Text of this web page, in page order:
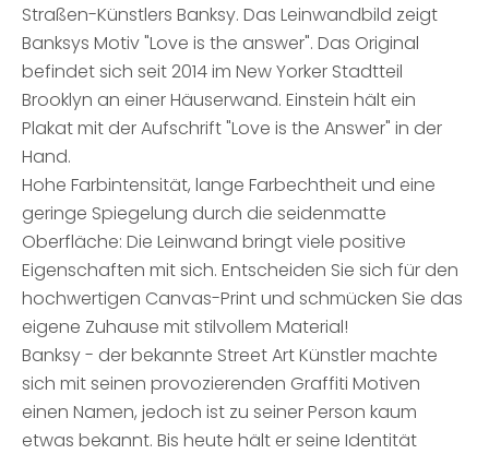
Straßen-Künstlers Banksy. Das Leinwandbild zeigt
Banksys Motiv "Love is the answer". Das Original
befindet sich seit 2014 im New Yorker Stadtteil
Brooklyn an einer Häuserwand. Einstein hält ein
Plakat mit der Aufschrift "Love is the Answer" in der
Hand.
Hohe Farbintensität, lange Farbechtheit und eine
geringe Spiegelung durch die seidenmatte
Oberfläche: Die Leinwand bringt viele positive
Eigenschaften mit sich. Entscheiden Sie sich für den
hochwertigen Canvas-Print und schmücken Sie das
eigene Zuhause mit stilvollem Material!
Banksy - der bekannte Street Art Künstler machte
sich mit seinen provozierenden Graffiti Motiven
einen Namen, jedoch ist zu seiner Person kaum
etwas bekannt. Bis heute hält er seine Identität